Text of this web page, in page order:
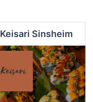
Keisari Sinsheim